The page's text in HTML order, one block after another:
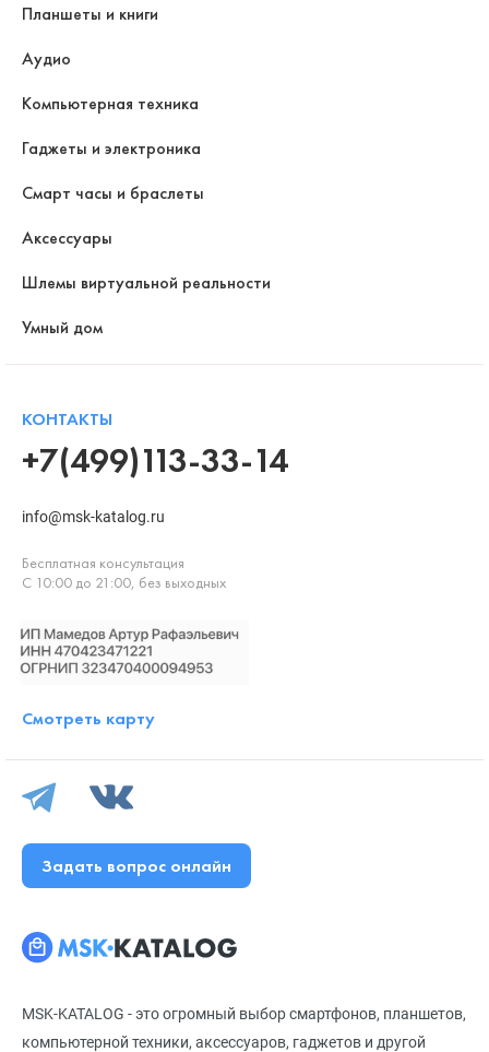
MSK-KATALOG - это огромный выбор смартфонов, планшетов,
компьютерной техники, аксессуаров, гаджетов и другой
Планшеты и книги
Аудио
Компьютерная техника
Гаджеты и электроника
Смарт часы и браслеты
Аксессуары
Шлемы виртуальной реальности
Умный дом
КОНТАКТЫ
+7(499)113-33-14
info@msk-katalog.ru
Бесплатная консультация
С 10:00 до 21:00, без выходных
Смотреть карту
Задать вопрос онлайн